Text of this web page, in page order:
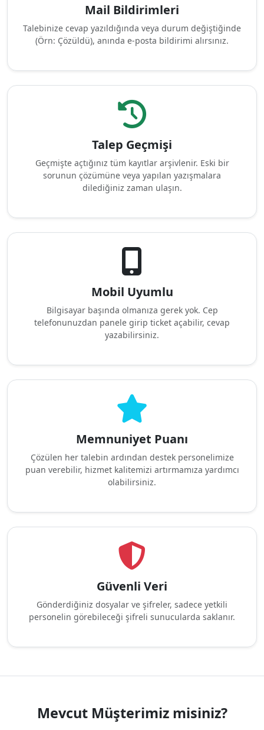
Mail Bildirimleri
Talebinize cevap yazıldığında veya durum değiştiğinde
(Örn: Çözüldü), anında e-posta bildirimi alırsınız.
Talep Geçmişi
Geçmişte açtığınız tüm kayıtlar arşivlenir. Eski bir
sorunun çözümüne veya yapılan yazışmalara
dilediğiniz zaman ulaşın.
Mobil Uyumlu
Bilgisayar başında olmanıza gerek yok. Cep
telefonunuzdan panele girip ticket açabilir, cevap
yazabilirsiniz.
Memnuniyet Puanı
Çözülen her talebin ardından destek personelimize
puan verebilir, hizmet kalitemizi artırmamıza yardımcı
olabilirsiniz.
Güvenli Veri
Gönderdiğiniz dosyalar ve şifreler, sadece yetkili
personelin görebileceği şifreli sunucularda saklanır.
Mevcut Müşterimiz misiniz?